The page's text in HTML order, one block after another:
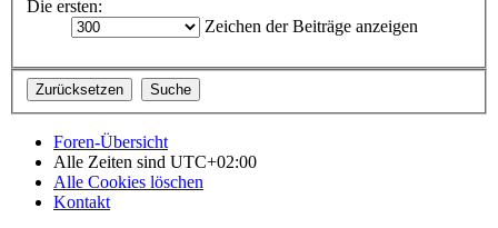
Die ersten:
Zeichen der Beiträge anzeigen
Foren-Übersicht
Alle Zeiten sind UTC+02:00
Alle Cookies löschen
Kontakt